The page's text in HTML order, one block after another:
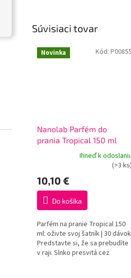
Súvisiaci tovar
Novinka
Nanolab Parfém do
prania Tropical 150 ml
produktu
je
3,9
z
5
hviezdičiek.
Ihneď k odoslaniu
(>3 ks)
10,10 €
Do košíka
Parfém na pranie Tropical 150
ml: oživte svoj šatník | 30 dávok
Predstavte si, že sa prebudíte
v raji. Slnko presvitá cez
Kód: P00855